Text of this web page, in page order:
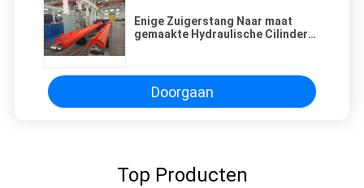
Enige Zuigerstang Naar maat
gemaakte Hydraulische Cilinders
Doorgaan
Top Producten